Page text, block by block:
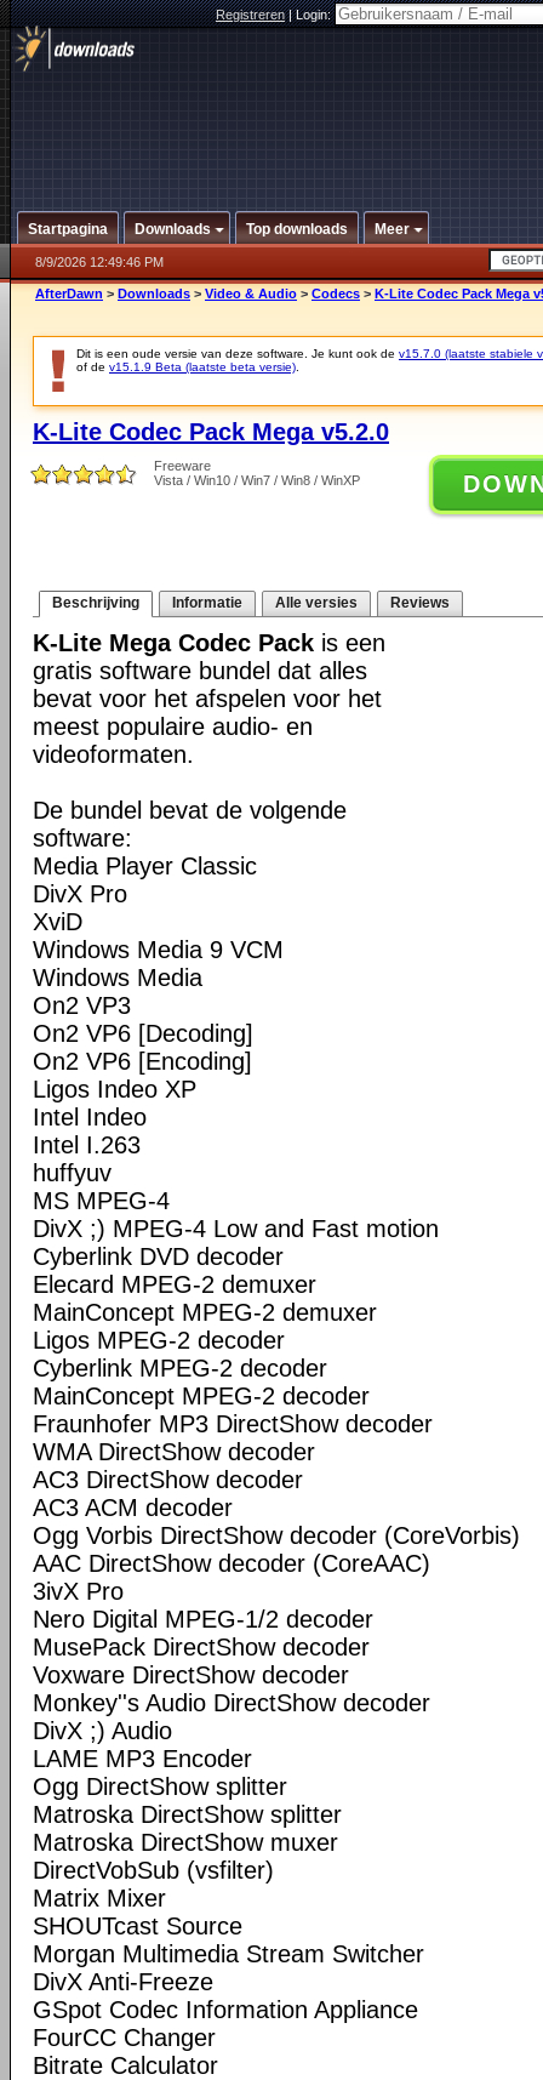
Registreren|Login:
Startpagina Downloads Top downloads Meer
8/9/2026 12:49:46 PM
AfterDawn > Downloads > Video & Audio > Codecs > K-Lite Codec Pack Mega
Dit is een oude versie van deze software. Je kunt ook de v15.7.0 (laatste stabiele
of de v15.1.9 Beta (laatste beta versie)
K-Lite Codec Pack Mega v5.2.0
Freeware
Vista / Win10 / Win7 / Win8 / WinXP
Beschrijving Informatie Alle versies Reviews
K-Lite Mega Codec Pack is een
gratis software bundel dat alles
bevat voor het afspelen voor het
meest populaire audio- en
videoformaten.
De bundel bevat de volgende
software:
Media Player Classic
DivX Pro
XviD
Windows Media 9 VCM
Windows Media
On2 VP3
On2 VP6 [Decoding]
On2 VP6 [Encoding]
Ligos Indeo XP
Intel Indeo
Intel I.263
huffyuv
MS MPEG-4
DivX ;) MPEG-4 Low and Fast motion
Cyberlink DVD decoder
Elecard MPEG-2 demuxer
MainConcept MPEG-2 demuxer
Ligos MPEG-2 decoder
Cyberlink MPEG-2 decoder
MainConcept MPEG-2 decoder
Fraunhofer MP3 DirectShow decoder
WMA DirectShow decoder
AC3 DirectShow decoder
AC3 ACM decoder
Ogg Vorbis DirectShow decoder (CoreVorbis)
AAC DirectShow decoder (CoreAAC)
3ivX Pro
Nero Digital MPEG-1/2 decoder
MusePack DirectShow decoder
Voxware DirectShow decoder
Monkey''s Audio DirectShow decoder
DivX ;) Audio
LAME MP3 Encoder
Ogg DirectShow splitter
Matroska DirectShow splitter
Matroska DirectShow muxer
DirectVobSub (vsfilter)
Matrix Mixer
SHOUTcast Source
Morgan Multimedia Stream Switcher
DivX Anti-Freeze
GSpot Codec Information Appliance
FourCC Changer
Bitrate Calculator